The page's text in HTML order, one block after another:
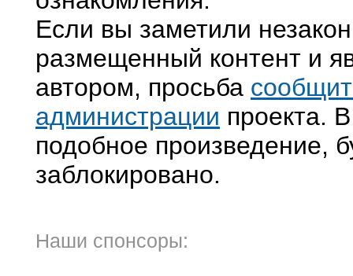
Если вы заметили
размещенный контент и
автором, просьба
администрации проекта.
подобное произведение,
заблокировано.
Наши спонсоры: